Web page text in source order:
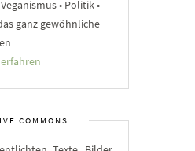
• Politik •
ganz gewöhnliche
COMMONS